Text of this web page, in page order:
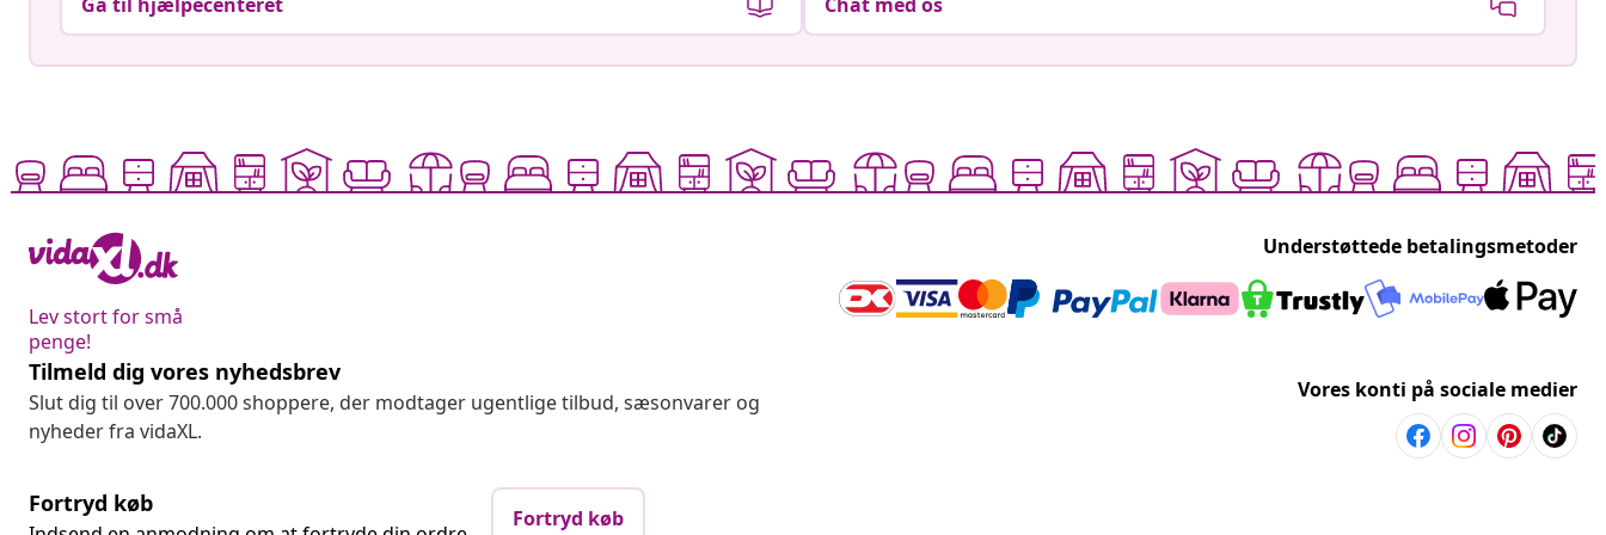
Gå til hjælpecenteret Chat med os
Lev stort for små
penge!
Understøttede betalingsmetoder
Tilmeld dig vores nyhedsbrev
Slut dig til over 700.000 shoppere, der modtager ugentlige tilbud, sæsonvarer og
nyheder fra vidaXL.
Vores konti på sociale medier
Fortryd køb
Fortryd køb